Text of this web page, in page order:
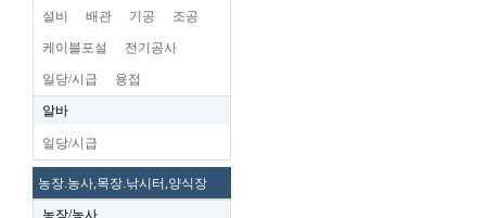
설비 배관 기공 조공
케이블포설 전기공사
일당/시급 용접
알바
일당/시급
농장.농사,목장.낚시터,양식장
농장/농사